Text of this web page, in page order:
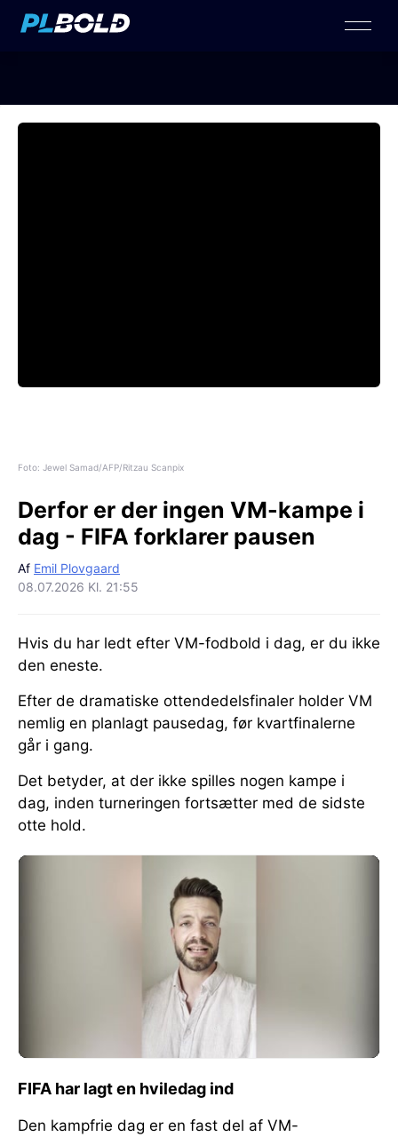
Foto: Jewel Samad/AFP/Ritzau Scanpix
Derfor er der ingen VM-kampe i
dag - FIFA forklarer pausen
Af Emil Plovgaard
08.07.2026 Kl. 21:55
Hvis du har ledt efter VM-fodbold i dag, er du ikke
den eneste.
Efter de dramatiske ottendedelsfinaler holder VM
nemlig en planlagt pausedag, før kvartfinalerne
går i gang.
Det betyder, at der ikke spilles nogen kampe i
dag, inden turneringen fortsætter med de sidste
otte hold.
FIFA har lagt en hviledag ind
Den kampfrie dag er en fast del af VM-